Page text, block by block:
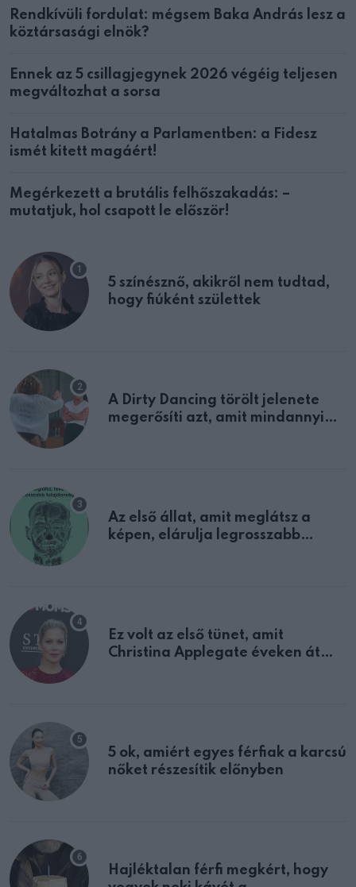
Rendkívüli fordulat: mégsem Baka András lesz a
köztársasági elnök?
Ennek az 5 csillagjegynek 2026 végéig teljesen
megváltozhat a sorsa
Hatalmas Botrány a Parlamentben: a Fidesz
ismét kitett magáért!
Megérkezett a brutális felhőszakadás: –
mutatjuk, hol csapott le először!
5 színésznő, akikről nem tudtad,
hogy fiúként születtek
A Dirty Dancing törölt jelenete
megerősíti azt, amit mindannyian
Az első állat, amit meglátsz a
képen, elárulja legrosszabb
Ez volt az első tünet, amit
Christina Applegate éveken át
5 ok, amiért egyes férfiak a karcsú
nőket részesítik előnyben
Hajléktalan férfi megkért, hogy